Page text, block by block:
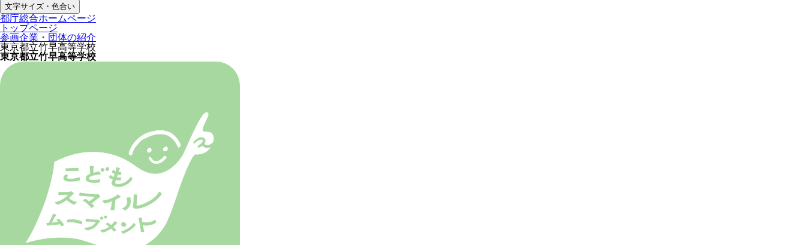
文字サイズ・色合い
都庁総合ホームページ
トップページ
参画企業・団体の紹介
東京都立竹早高等学校
東京都立竹早高等学校